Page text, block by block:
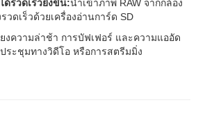
ด้รวดเร็วยิ่งขึ้น:นำเข้าภาพ RAW จากกล้อง
วดเร็วด้วยเครื่องอ่านการ์ด SD
งความล่าช้า การบัฟเฟอร์ และความแออัด
ระชุมทางวิดีโอ หรือการสตรีมมิ่ง